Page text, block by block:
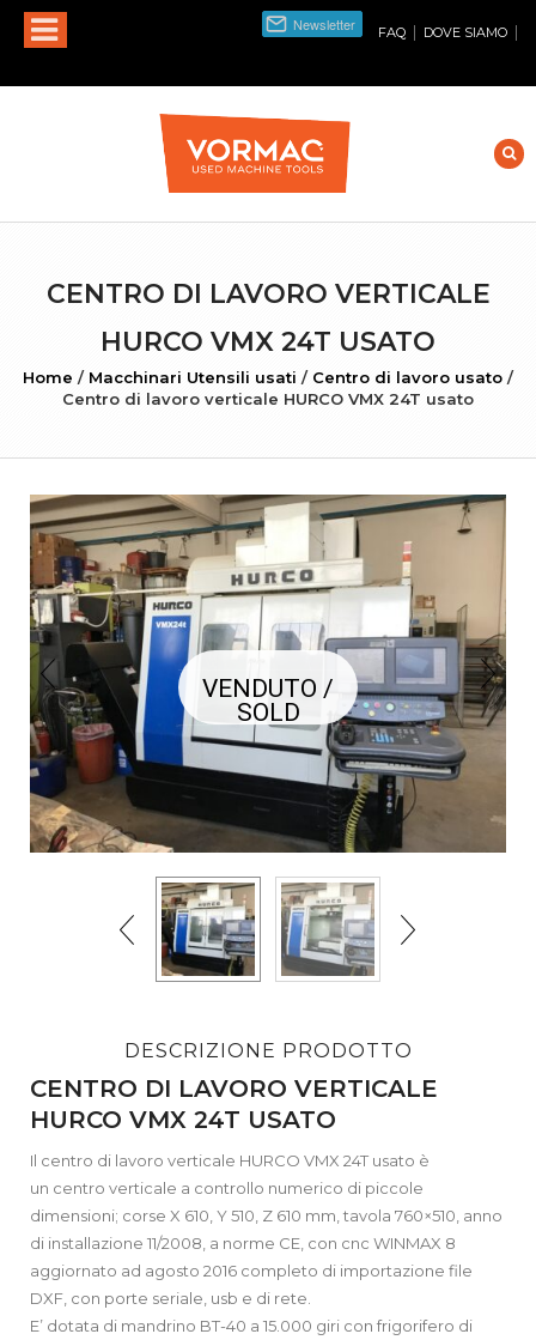
FAQ | DOVE SIAMO |
CENTRO DI LAVORO VERTICALE
HURCO VMX 24T USATO
Home / Macchinari Utensili usati / Centro di lavoro usato /
Centro di lavoro verticale HURCO VMX 24T usato
VENDUTO /
SOLD
DESCRIZIONE PRODOTTO
CENTRO DI LAVORO VERTICALE
HURCO VMX 24T USATO
Il centro di lavoro verticale HURCO VMX 24T usato è
un centro verticale a controllo numerico di piccole
dimensioni; corse X 610, Y 510, Z 610 mm, tavola 760×510, anno
di installazione 11/2008, a norme CE, con cnc WINMAX 8
aggiornato ad agosto 2016 completo di importazione file
DXF, con porte seriale, usb e di rete.
E’ dotata di mandrino BT-40 a 15.000 giri con frigorifero di